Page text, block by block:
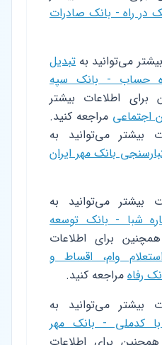
در راه - بانک صادرات
می‌توانید به تبدیل
حساب - بانک سپه
برای اطلاعات بیشتر
اجتماعی مراجعه کنید.
بیشتر می‌توانید به
بانک مهر ایران
بیشتر می‌توانید به
شبا - بانک توسعه
برای اطلاعات
وام، اقساط و
رفاه مراجعه کنید.
بیشتر می‌توانید به
کدملی - بانک مهر